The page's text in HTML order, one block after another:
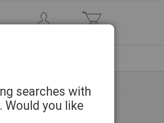
searches with
Would you like